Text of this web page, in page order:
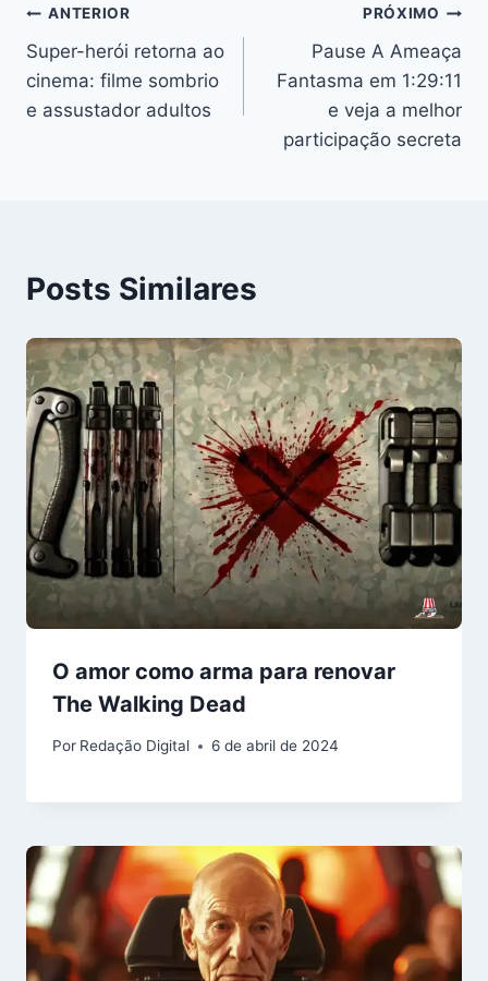
Navegação
de
Post
ANTERIOR
Super-herói retorna ao
cinema: filme sombrio
e assustador adultos
PRÓXIMO
Pause A Ameaça
Fantasma em 1:29:11
e veja a melhor
participação secreta
Posts Similares
O amor como arma para renovar
The Walking Dead
Por Redação Digital 6 de abril de 2024